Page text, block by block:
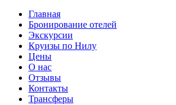
Главная
Бронирование отелей
Экскурсии
Круизы по Нилу
Цены
О нас
Отзывы
Контакты
Трансферы